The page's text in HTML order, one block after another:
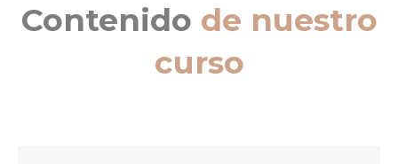
Contenido de nuestro
curso